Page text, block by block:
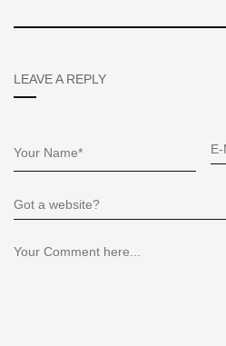
LEAVE A REPLY